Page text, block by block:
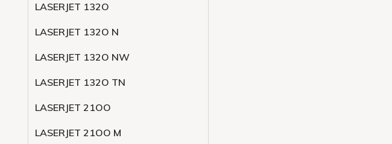
LASERJET 132O
LASERJET 132O N
LASERJET 132O NW
LASERJET 132O TN
LASERJET 21OO
LASERJET 21OO M